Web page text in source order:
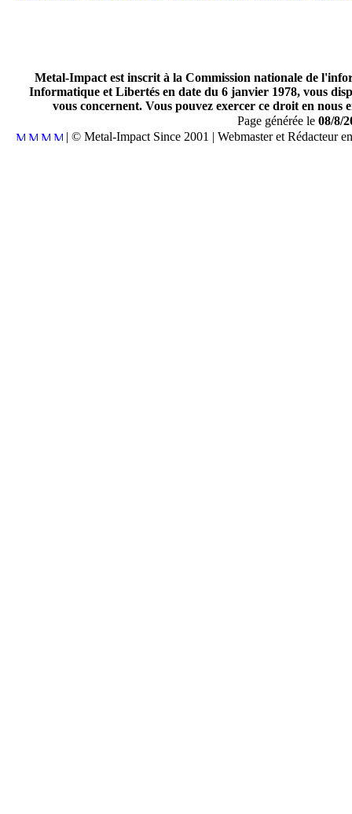
Metal-Impact est inscrit à la Commission nationale de
Informatique et Libertés en date du 6 janvier 1978, vous
vous concernent. Vous pouvez exercer ce droit en
Page générée le 08/8/
| © Metal-Impact Since 2001 | Webmaster et Rédacteur